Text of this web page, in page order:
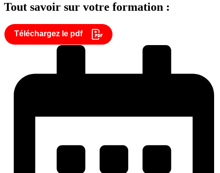
Tout savoir sur votre formation :
Téléchargez le pdf